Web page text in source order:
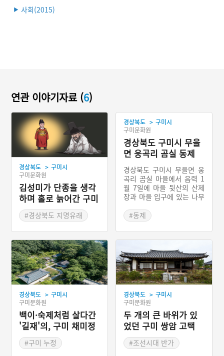
▶ 사회(2015)
연관 이야기자료 (6)
경상북도 > 구미시
구미문화원
김성미가 단종을 생각
하며 홀로 늙어간 구미
시 오로동
#경상북도 지명유래
경상북도 > 구미시
구미문화원
경상북도 구미시 무을
면 웅곡리 곰실 동제
경상북도 구미시 무을면 웅
곡리 곰실 마을에서 음력 1
월 7일에 마을 뒷산의 산제
장과 마을 입구에 있는 나무
기원하기 위해 지내는 마을
제사를 말한다. 현재는 전승
이 끊긴 상태이다.
#동제
경상북도 > 구미시
구미문화원
백이·숙제처럼 살다간
'길재'의, 구미 채미정
#구미 누정
경상북도 > 구미시
구미문화원
두 개의 큰 바위가 있
었던 구미 쌍암 고택
#조선시대 반가